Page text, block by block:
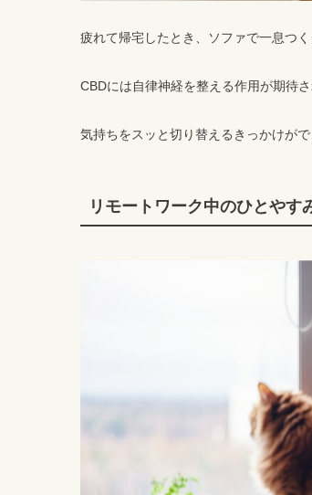
疲れて帰宅したとき、ソファで一息つ
CBDには自律神経を整える作用が期待さ
気持ちをスッと切り替えるきっかけが
リモートワーク中のひとやす